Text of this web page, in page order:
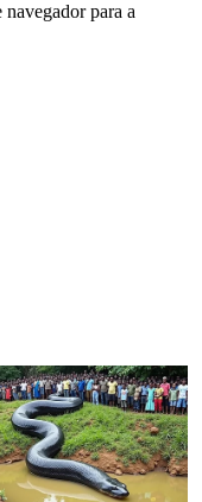
para a